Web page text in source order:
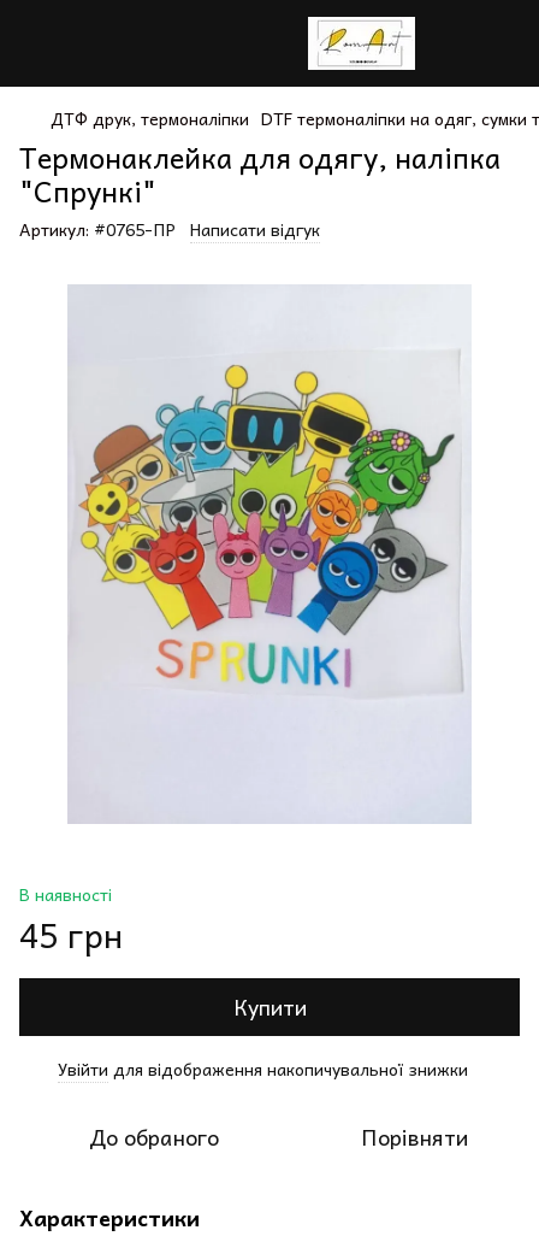
ДТФ друк, термоналіпки DTF термоналіпки на одяг, сумки
Термонаклейка для одягу, наліпка
"Спрункі"
Артикул: #0765-ПР Написати відгук
В наявності
45 грн
Купити
Увійти для відображення накопичувальної знижки
До обраного Порівняти
Характеристики